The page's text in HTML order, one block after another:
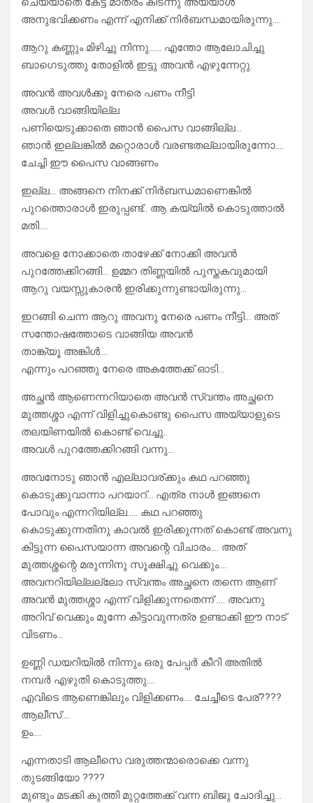
അനുഭവിക്കണം എന്ന് എനിക്ക് നിർബന്ധമായിരുന്നു….
ആറു കണ്ണും മിഴിച്ചു നിന്നു…… എന്തോ ആലോചിച്ചു
ബാഗെടുത്തു തോളിൽ ഇട്ടു അവൻ എഴുന്നേറ്റു.
അവൻ അവൾക്കു നേരെ പണം നീട്ടി
അവൾ വാങ്ങിയില്ല
പണിയെടുക്കാതെ ഞാൻ പൈസ വാങ്ങില്ല…
ഞാൻ ഇല്ലങ്കിൽ മറ്റൊരാൾ വരണ്ടതല്ലായിരുന്നോ….
ചേച്ചി ഈ പൈസ വാങ്ങണം
ഇല്ല… അങ്ങനെ നിനക്ക് നിർബന്ധമാണെങ്കിൽ
പുറത്തൊരാൾ ഇരുപ്പണ്ട്.. ആ കയ്യിൽ കൊടുത്താൽ
മതി….
അവളെ നോക്കാതെ താഴേക്ക് നോക്കി അവൻ
പുറത്തേക്കിറങ്ങി… ഉമ്മറ തിണ്ണയിൽ പുസ്തകവുമായി
ആറു വയസ്സുകാരൻ ഇരിക്കുന്നുണ്ടായിരുന്നു…
ഇറങ്ങി ചെന്ന ആറു അവനു നേരെ പണം നീട്ടി… അത്
സന്തോഷത്തോടെ വാങ്ങിയ അവൻ
താങ്ക്യൂ അങ്കിൾ….
എന്നും പറഞ്ഞു നേരെ അകത്തേക്ക് ഓടി…
അച്ഛൻ ആണെന്നറിയാതെ അവൻ സ്വന്തം അച്ഛനെ
മുത്തശ്ശാ എന്ന് വിളിച്ചുകൊണ്ടു പൈസ അയ്യാളുടെ
തലയിണയിൽ കൊണ്ട് വെച്ചു..
അവൾ പുറത്തേക്കിറങ്ങി വന്നു…
അവനോടു ഞാൻ എല്ലാവര്ക്കും കഥ പറഞ്ഞു
കൊടുക്കുവാന്നാ പറയാറ്… എത്ര നാൾ ഇങ്ങനെ
പോവും എന്നറിയില്ല….. കഥ പറഞ്ഞു
കൊടുക്കുന്നതിനു കാവൽ ഇരിക്കുന്നത് കൊണ്ട് അവനു
കിട്ടുന്ന പൈസയാന്ന അവന്റെ വിചാരം…. അത്
മുത്തശ്ശന്റെ മരുന്നിനു സൂക്ഷിച്ചു വെക്കും….
അവനറിയില്ലല്ലോ സ്വന്തം അച്ഛനെ തന്നെ ആണ്
അവൻ മുത്തശ്ശാ എന്ന് വിളിക്കുന്നതെന്ന് …. അവനു
അറിവ് വെക്കും മുന്നേ കിട്ടാവുന്നത്ര ഉണ്ടാക്കി ഈ നാട്
വിടണം…
ഉണ്ണി ഡയറിയിൽ നിന്നും ഒരു പേപ്പർ കീറി അതിൽ
നമ്പർ എഴുതി കൊടുത്തു….
എവിടെ ആണെങ്കിലും വിളിക്കണം…. ചേച്ചീടെ പേര്????
ആലീസ്….
ഉം….
എന്നതാടി ആലീസെ വരുത്തന്മാരൊക്കെ വന്നു
തുടങ്ങിയോ ????
മുണ്ടും മടക്കി കുത്തി മുറ്റത്തേക്ക് വന്ന ബിജു ചോദിച്ചു…